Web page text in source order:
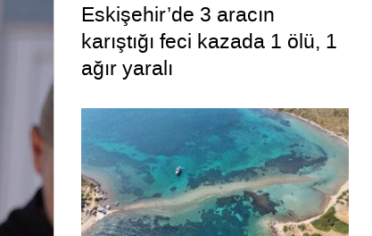
Eskişehir’de 3 aracın
karıştığı feci kazada 1 ölü, 1
ağır yaralı